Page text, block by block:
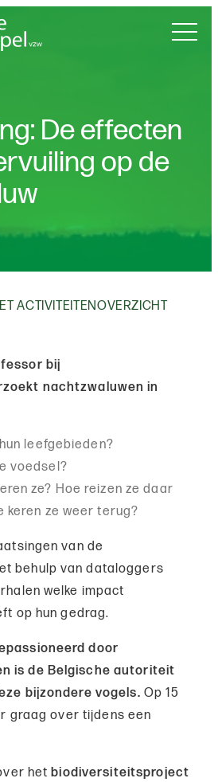
De effecten
op de
ACTIVITEITENOVERZICHT
bij
nachtzwaluwen in
leefgebieden?
voedsel?
ze? Hoe reizen ze daar
keren ze weer terug?
van de
behulp van dataloggers
welke impact
op hun gedrag.
door
is de Belgische autoriteit
bijzondere vogels. Op 15
graag over tijdens een
hetbiodiversiteitsproject